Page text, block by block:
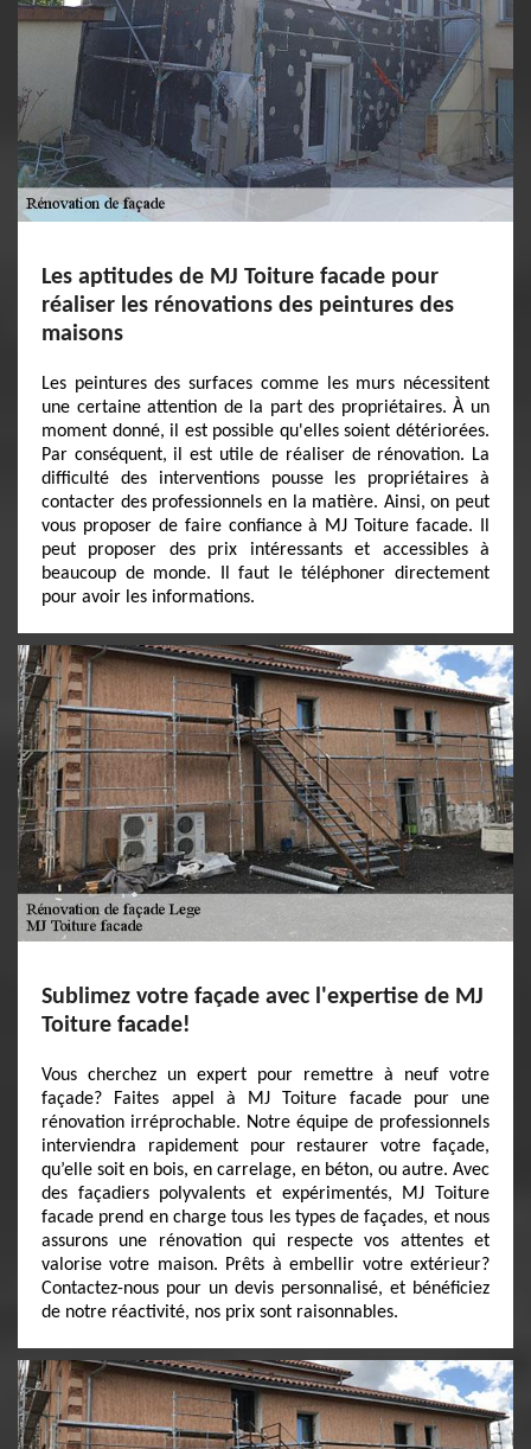
Les aptitudes de MJ Toiture facade pour
réaliser les rénovations des peintures des
maisons
Les peintures des surfaces comme les murs nécessitent
une certaine attention de la part des propriétaires. À un
moment donné, il est possible qu'elles soient détériorées.
Par conséquent, il est utile de réaliser de rénovation. La
difficulté des interventions pousse les propriétaires à
contacter des professionnels en la matière. Ainsi, on peut
vous proposer de faire confiance à MJ Toiture facade. Il
peut proposer des prix intéressants et accessibles à
beaucoup de monde. Il faut le téléphoner directement
pour avoir les informations.
Sublimez votre façade avec l'expertise de MJ
Toiture facade!
Vous cherchez un expert pour remettre à neuf votre
façade? Faites appel à MJ Toiture facade pour une
rénovation irréprochable. Notre équipe de professionnels
interviendra rapidement pour restaurer votre façade,
qu’elle soit en bois, en carrelage, en béton, ou autre. Avec
des façadiers polyvalents et expérimentés, MJ Toiture
facade prend en charge tous les types de façades, et nous
assurons une rénovation qui respecte vos attentes et
valorise votre maison. Prêts à embellir votre extérieur?
Contactez-nous pour un devis personnalisé, et bénéficiez
de notre réactivité, nos prix sont raisonnables.